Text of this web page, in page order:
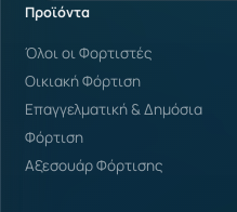
Προϊόντα
Όλοι οι Φορτιστές
Οικιακή Φόρτιση
Επαγγελματική & Δημόσια
Φόρτιση
Αξεσουάρ Φόρτισης